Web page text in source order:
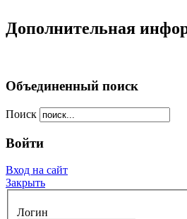
Дополнительная
Объединенный поиск
Поиск
Войти
Вход на сайт
Закрыть
Логин